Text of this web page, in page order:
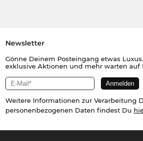
Newsletter
Gönne Deinem Posteingang etwas
exklusive Aktionen und mehr warten auf
Weitere Informationen zur Verarbeitung
personenbezogenen Daten findest Du